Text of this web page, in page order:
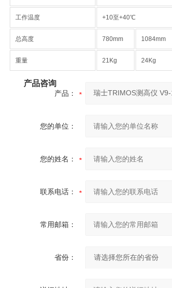
工作温度 +10至+40℃
总高度 780mm 1084mm
重量 21Kg 24Kg
产品咨询
产品：
您的单位：
您的姓名：
联系电话：
常用邮箱：
省份：